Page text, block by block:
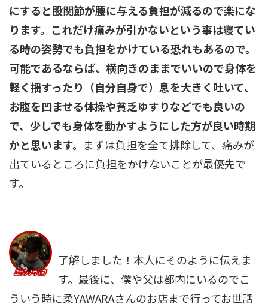
にすると股関節が腰に与える負担が減るので楽にな
ります。これだけ痛みが引かないという事は寝てい
る時の姿勢でも負担をかけている恐れもあるので。
可能であるならば、横向きのままでいいので身体を
軽く揺すったり（自分自身で）息を大きく吐いて、
お腹を凹ませる体操や貧乏ゆすりなどでも良いの
で、少しでも身体を動かすようにした方が良い時期
かと思います。 まずは負担を全て排除して、痛みが
出ているところに負担をかけないことが最優先で
す。
了解しました！本人にそのように伝えま
す。最後に、僕や父は都内にいるのでこ
ういう時に柔YAWARAさんのお店まで行ってお世話